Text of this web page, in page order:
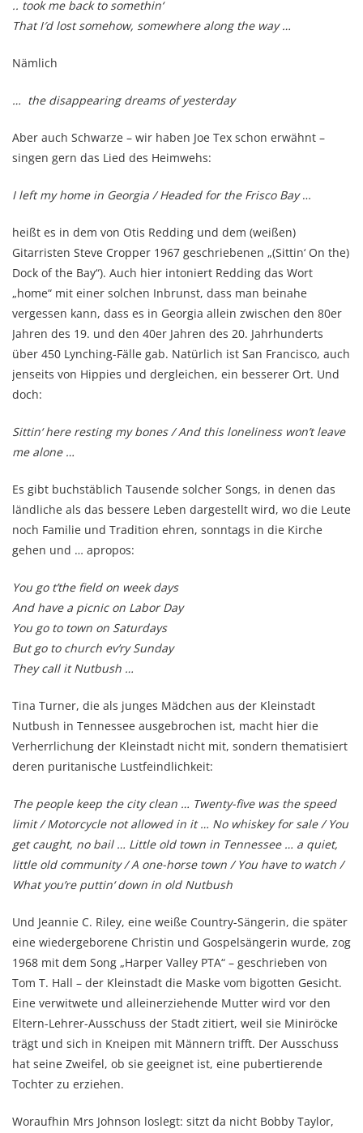
.. took me back to somethin‘
That I′d lost somehow, somewhere along the way …
Nämlich
… the disappearing dreams of yesterday
Aber auch Schwarze – wir haben Joe Tex schon erwähnt –
singen gern das Lied des Heimwehs:
I left my home in Georgia / Headed for the Frisco Bay…
heißt es in dem von Otis Redding und dem (weißen)
Gitarristen Steve Cropper 1967 geschriebenen „(Sittin‘ On the)
Dock of the Bay“). Auch hier intoniert Redding das Wort
„home“ mit einer solchen Inbrunst, dass man beinahe
vergessen kann, dass es in Georgia allein zwischen den 80er
Jahren des 19. und den 40er Jahren des 20. Jahrhunderts
über 450 Lynching-Fälle gab. Natürlich ist San Francisco, auch
jenseits von Hippies und dergleichen, ein besserer Ort. Und
doch:
Sittin‘ here resting my bones / And this loneliness won’t leave
me alone …
Es gibt buchstäblich Tausende solcher Songs, in denen das
ländliche als das bessere Leben dargestellt wird, wo die Leute
noch Familie und Tradition ehren, sonntags in die Kirche
gehen und … apropos:
You go t’the field on week days
And have a picnic on Labor Day
You go to town on Saturdays
But go to church ev’ry Sunday
They call it Nutbush …
Tina Turner, die als junges Mädchen aus der Kleinstadt
Nutbush in Tennessee ausgebrochen ist, macht hier die
Verherrlichung der Kleinstadt nicht mit, sondern thematisiert
deren puritanische Lustfeindlichkeit:
The people keep the city clean … Twenty-five was the speed
limit / Motorcycle not allowed in it … No whiskey for sale / You
get caught, no bail … Little old town in Tennessee … a quiet,
little old community / A one-horse town / You have to watch /
What you’re puttin‘ down in old Nutbush
Und Jeannie C. Riley, eine weiße Country-Sängerin, die später
eine wiedergeborene Christin und Gospelsängerin wurde, zog
1968 mit dem Song „Harper Valley PTA“ – geschrieben von
Tom T. Hall – der Kleinstadt die Maske vom bigotten Gesicht.
Eine verwitwete und alleinerziehende Mutter wird vor den
Eltern-Lehrer-Ausschuss der Stadt zitiert, weil sie Miniröcke
trägt und sich in Kneipen mit Männern trifft. Der Ausschuss
hat seine Zweifel, ob sie geeignet ist, eine pubertierende
Tochter zu erziehen.
Woraufhin Mrs Johnson loslegt: sitzt da nicht Bobby Taylor,